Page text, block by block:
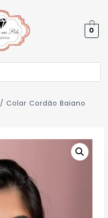
0
/ Colar Cordão Baiano